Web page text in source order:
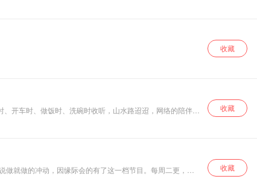
收藏
开车时、做饭时、洗碗时收听，山水路迢迢，网络的陪伴也
收藏
就做的冲动，因缘际会的有了这一档节目。每周二更，两
哲学吧！
收藏